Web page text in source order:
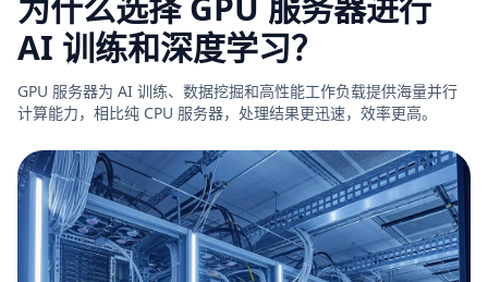
AI 训练和深度学习？
GPU 服务器为 AI 训练、数据挖掘和高性能工作负载提供海量并行
计算能力，相比纯 CPU 服务器，处理结果更迅速，效率更高。